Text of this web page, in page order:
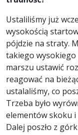
Ustaliliśmy już
wysokością
pójdzie na straty.
takiego wysokiego
marszu ustawić
reagować na
ustalaliśmy, co
Trzeba było
elementów skoku i
Dalej poszło z